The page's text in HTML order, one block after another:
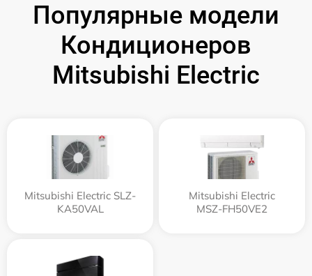
Популярные модели
Кондиционеров
Mitsubishi Electric
Mitsubishi Electric SLZ-
KA50VAL
Mitsubishi Electric
MSZ-FH50VE2